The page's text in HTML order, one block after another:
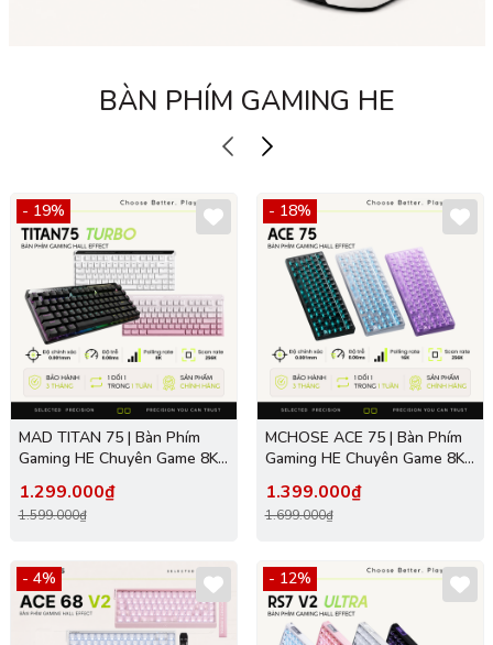
BÀN PHÍM GAMING HE
- 19%
MAD TITAN 75 | Bàn Phím
Gaming HE Chuyên Game 8K |
0.08ms, Accuracy 0.001mm,
RGB 16.8 Triệu Màu
1.299.000₫
1.599.000₫
- 18%
MCHOSE ACE 75 | Bàn Phím
Gaming HE Chuyên Game 8K |
0.08ms, Accuracy 0.001mm,
RGB 16.8 Triệu Màu
1.399.000₫
1.699.000₫
- 4% - 12%